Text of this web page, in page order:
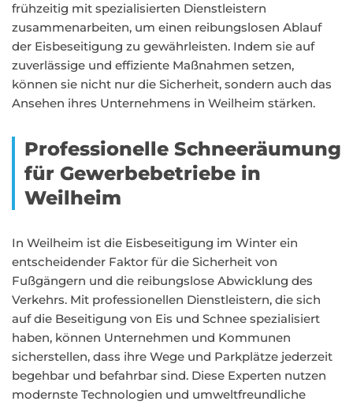
frühzeitig mit spezialisierten Dienstleistern
zusammenarbeiten, um einen reibungslosen Ablauf
der Eisbeseitigung zu gewährleisten. Indem sie auf
zuverlässige und effiziente Maßnahmen setzen,
können sie nicht nur die Sicherheit, sondern auch das
Ansehen ihres Unternehmens in Weilheim stärken.
Professionelle Schneeräumung
für Gewerbebetriebe in
Weilheim
In Weilheim ist die Eisbeseitigung im Winter ein
entscheidender Faktor für die Sicherheit von
Fußgängern und die reibungslose Abwicklung des
Verkehrs. Mit professionellen Dienstleistern, die sich
auf die Beseitigung von Eis und Schnee spezialisiert
haben, können Unternehmen und Kommunen
sicherstellen, dass ihre Wege und Parkplätze jederzeit
begehbar und befahrbar sind. Diese Experten nutzen
modernste Technologien und umweltfreundliche